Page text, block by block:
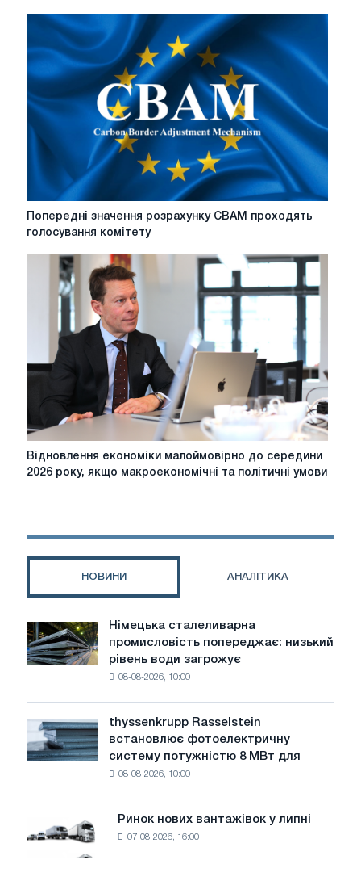
чистої
в
2026
регулювання,
витрати
відмінності
Попередні
CBAM
проходять
голосування
комітету
Попередні значення розрахунку CBAM проходять
голосування комітету
Відновлення
економіки
2026
умови
не
Відновлення економіки малоймовірно до середини
2026 року, якщо макроекономічні та політичні умови
НОВИНИ АНАЛІТИКА
Німецька
сталеливарна
промисловість
води
загрожує
Німецька сталеливарна
промисловість попереджає: низький
рівень води загрожує
08-08-2026, 10:00
thyssenkrupp
Rasselstein
встановлює
фотоелектричну
thyssenkrupp Rasselstein
встановлює фотоелектричну
систему потужністю 8 МВт для
08-08-2026, 10:00
Ринок
нових
вантажівок
у
Ринок нових вантажівок у липні
07-08-2026, 16:00